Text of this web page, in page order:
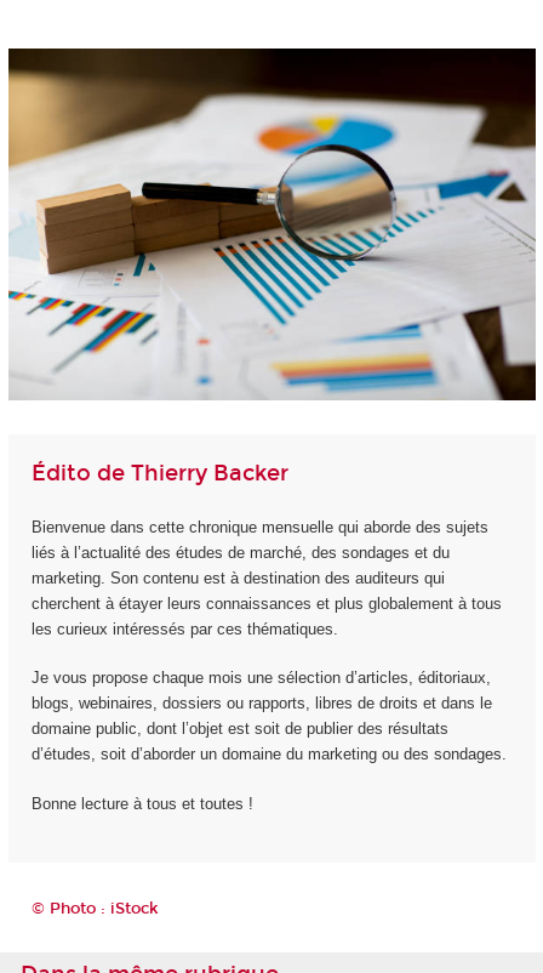
Édito de Thierry Backer
Bienvenue dans cette chronique mensuelle qui aborde des sujets
liés à l’actualité des études de marché, des sondages et du
marketing. Son contenu est à destination des auditeurs qui
cherchent à étayer leurs connaissances et plus globalement à tous
les curieux intéressés par ces thématiques.
Je vous propose chaque mois une sélection d’articles, éditoriaux,
blogs, webinaires, dossiers ou rapports, libres de droits et dans le
domaine public, dont l’objet est soit de publier des résultats
d’études, soit d’aborder un domaine du marketing ou des sondages.
Bonne lecture à tous et toutes !
© Photo : iStock